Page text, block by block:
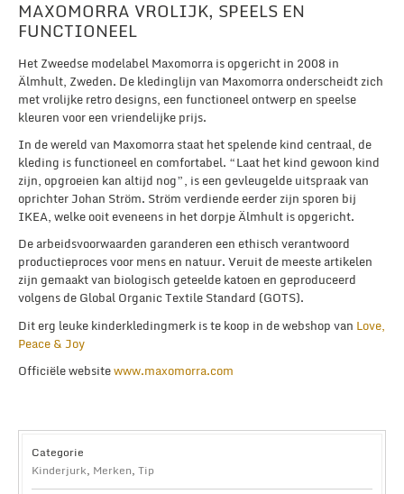
MAXOMORRA VROLIJK, SPEELS EN
FUNCTIONEEL
Het Zweedse modelabel Maxomorra is opgericht in 2008 in
Älmhult, Zweden. De kledinglijn van Maxomorra onderscheidt zich
met vrolijke retro designs, een functioneel ontwerp en speelse
kleuren voor een vriendelijke prijs.
In de wereld van Maxomorra staat het spelende kind centraal, de
kleding is functioneel en comfortabel. “Laat het kind gewoon kind
zijn, opgroeien kan altijd nog”, is een gevleugelde uitspraak van
oprichter Johan Ström. Ström verdiende eerder zijn sporen bij
IKEA, welke ooit eveneens in het dorpje Älmhult is opgericht.
De arbeidsvoorwaarden garanderen een ethisch verantwoord
productieproces voor mens en natuur. Veruit de meeste artikelen
zijn gemaakt van biologisch geteelde katoen en geproduceerd
volgens de Global Organic Textile Standard (GOTS).
Dit erg leuke kinderkledingmerk is te koop in de webshop van Love,
Peace & Joy
Officiële websitewww.maxomorra.com
Categorie
Kinderjurk, Merken, Tip